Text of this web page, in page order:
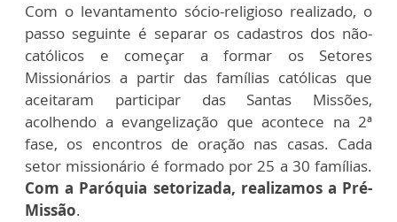
Com o levantamento sócio-religioso realizado, o
passo seguinte é separar os cadastros dos não-
católicos e começar a formar os Setores
Missionários a partir das famílias católicas que
aceitaram participar das Santas Missões,
acolhendo a evangelização que acontece na 2ª
fase, os encontros de oração nas casas. Cada
setor missionário é formado por 25 a 30 famílias.
Com a Paróquia setorizada, realizamos a Pré-
Missão.